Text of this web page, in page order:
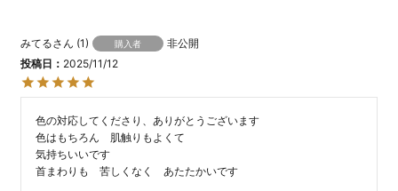
みてる 1 購入者
非公開
投稿日
2025/11/12
色の対応してくださり、ありがとうございます
色はもちろん　肌触りもよくて
気持ちいいです
首まわりも　苦しくなく　あたたかいです